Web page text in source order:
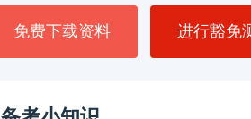
免费下载资料 进行豁免